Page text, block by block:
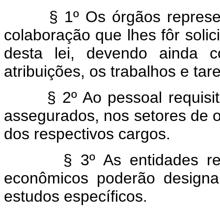
§ 1º Os órgãos
colaboração que lhes fôr
desta lei, devendo ainda
atribuições, os trabalhos e
§ 2º Ao pessoal
assegurados, nos setores de
dos respectivos cargos.
§ 3º As entidades
econômicos poderão
estudos específicos.